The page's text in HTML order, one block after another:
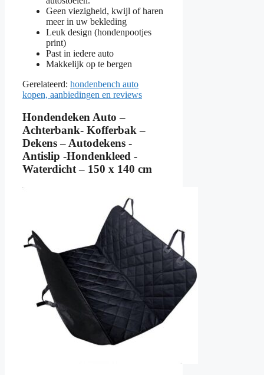
Geen viezigheid, kwijl of haren
meer in uw bekleding
Leuk design (hondenpootjes
print)
Past in iedere auto
Makkelijk op te bergen
Gerelateerd: hondenbench auto
kopen, aanbiedingen en reviews
Hondendeken Auto –
Achterbank- Kofferbak –
Dekens – Autodekens -
Antislip -Hondenkleed -
Waterdicht – 150 x 140 cm